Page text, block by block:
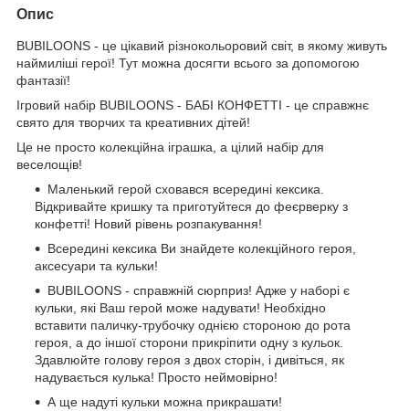
Опис
BUBILOONS - це цікавий різнокольоровий світ, в якому живуть
наймиліші герої! Тут можна досягти всього за допомогою
фантазії!
Ігровий набір BUBILOONS - БАБІ КОНФЕТТІ - це справжнє
свято для творчих та креативних дітей!
Це не просто колекційна іграшка, а цілий набір для
веселощів!
Маленький герой сховався всередині кексика.
Відкривайте кришку та приготуйтеся до феєрверку з
конфетті! Новий рівень розпакування!
Всередині кексика Ви знайдете колекційного героя,
аксесуари та кульки!
BUBILOONS - справжній сюрприз! Адже у наборі є
кульки, які Ваш герой може надувати! Необхідно
вставити паличку-трубочку однією стороною до рота
героя, а до іншої сторони прикріпити одну з кульок.
Здавлюйте голову героя з двох сторін, і дивіться, як
надувається кулька! Просто неймовірно!
А ще надуті кульки можна прикрашати!